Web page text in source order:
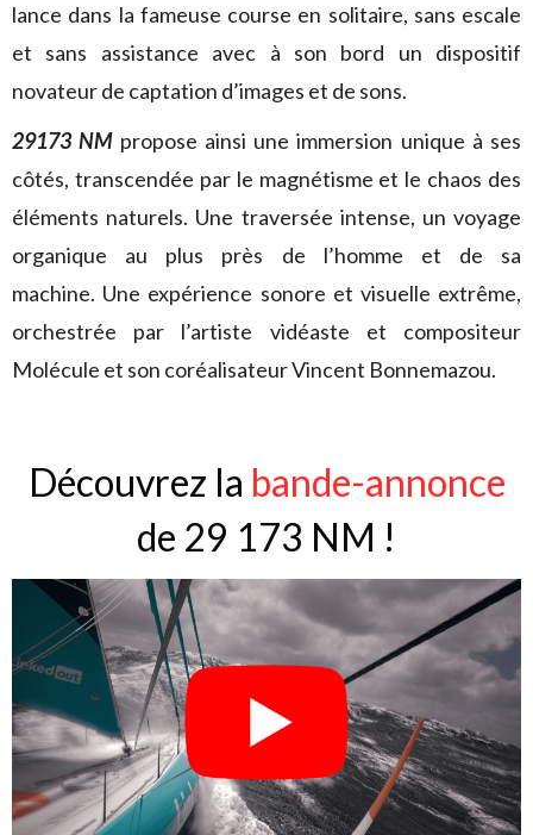
lance dans la fameuse course en solitaire, sans escale
et sans assistance avec à son bord un dispositif
novateur de captation d’images et de sons.
29173 NMpropose ainsi une immersion unique à ses
côtés, transcendée par le magnétisme et le chaos des
éléments naturels. Une traversée intense, un voyage
organique au plus près de l’homme et de sa
machine. Une expérience sonore et visuelle extrême,
orchestrée par l’artiste vidéaste et compositeur
Molécule et son coréalisateur Vincent Bonnemazou.
Découvrez la bande-annonce
de 29 173 NM !